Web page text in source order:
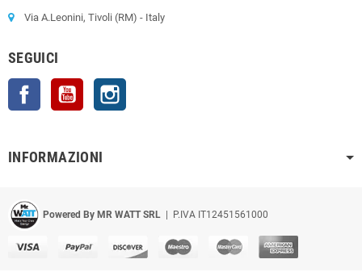
Via A.Leonini, Tivoli (RM) - Italy
SEGUICI
Facebook YouTube
INFORMAZIONI
Powered By MR WATT SRL | P.IVA IT12451561000